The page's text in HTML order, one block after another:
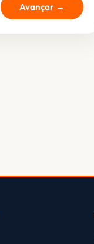
Avançar →